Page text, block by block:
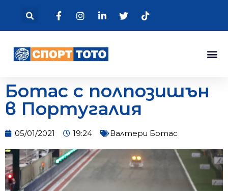
Ботас с полпозишън
в Португалия
05/01/2021 19:24 Валтери Ботас